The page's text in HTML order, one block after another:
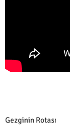
Gezginin Rotası